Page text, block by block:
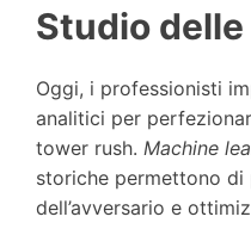
Studio
Oggi, i professionisti
analitici per
tower rush. Machine
storiche permettono di
dell’avversario e